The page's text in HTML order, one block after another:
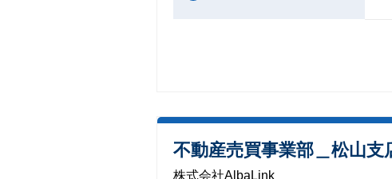
不動産売買事業部＿松山
株式会社AlbaLink